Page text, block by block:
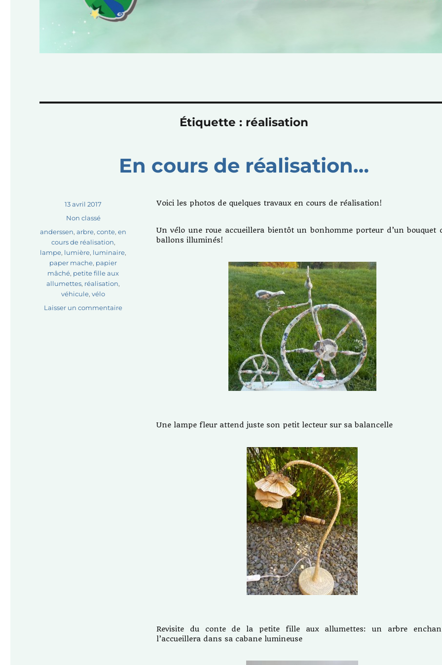
Étiquette : réalisation
En cours de réalisation…
Voici les photos de quelques travaux en cours de réalisation!
Un vélo une roue accueillera bientôt un bonhomme porteur d’un bouquet
ballons illuminés!
Une lampe fleur attend juste son petit lecteur sur sa balancelle
Revisite du conte de la petite fille aux allumettes: un arbre
l’accueillera dans sa cabane lumineuse
Publié
13 avril 2017
Catégories
Non classé
Étiquettes
anderssen,arbre,conte,en
cours de réalisation,
lampe, lumière, luminaire,
paper mache, papier
mâché, petite fille aux
allumettes, réalisation,
véhicule,vélo
Laisser un commentairesur